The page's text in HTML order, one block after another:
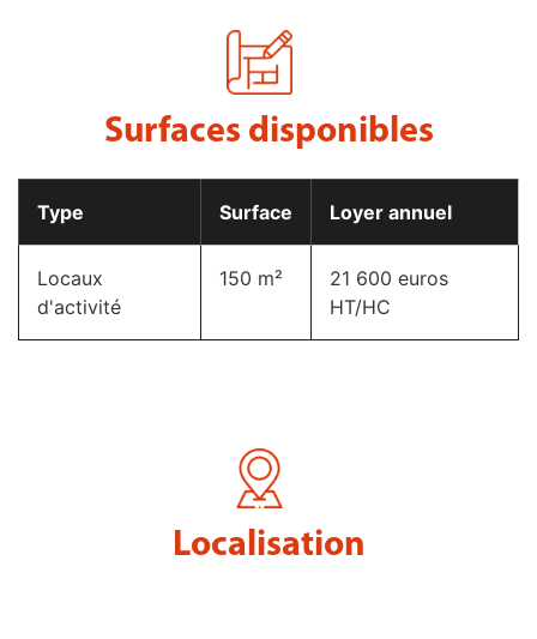
Surfaces disponibles​
Type Surface Loyer annuel
Locaux
d'activité
150 m²
21 600 euros
HT/HC
Localisation